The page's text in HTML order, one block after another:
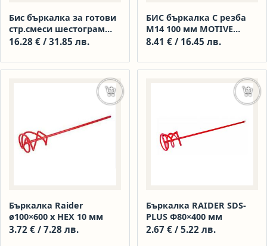
Бис бъркалка за готови
стр.смеси шестограм
120 мм MOTIVE 040860
16.28 € / 31.85 лв.
БИС бъркалка С резба
М14 100 мм MOTIVE
040274
8.41 € / 16.45 лв.
Бъркалка Raider
ø100×600 x HEX 10 мм
3.72 € / 7.28 лв.
Добавяне в количката
Бъркалка RAIDER SDS-
PLUS Ф80×400 мм
2.67 € / 5.22 лв.